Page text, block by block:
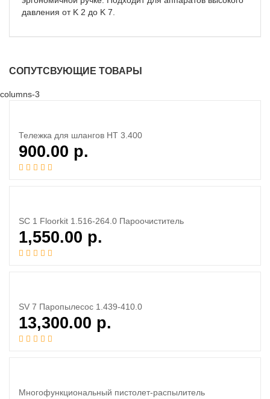
давления от K 2 до K 7.
СОПУТСВУЮЩИЕ ТОВАРЫ
columns-3
Тележка для шлангов HT 3.400
900.00 р.
SC 1 Floorkit 1.516-264.0 Пароочиститель
1,550.00 р.
SV 7 Паропылесос 1.439-410.0
13,300.00 р.
Многофункциональный пистолет-распылитель